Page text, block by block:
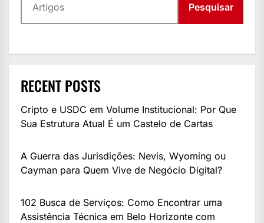
Pesquisar
RECENT POSTS
Cripto e USDC em Volume Institucional: Por Que
Sua Estrutura Atual É um Castelo de Cartas
A Guerra das Jurisdições: Nevis, Wyoming ou
Cayman para Quem Vive de Negócio Digital?
102 Busca de Serviços: Como Encontrar uma
Assistência Técnica em Belo Horizonte com